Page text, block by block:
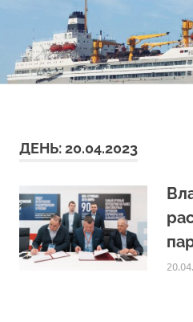
Приморья
ДЕНЬ:20.04.2023